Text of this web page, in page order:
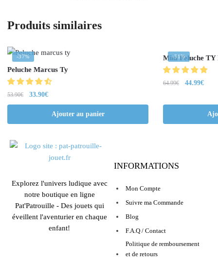
Produits similaires
-37%
Peluche Marcus Ty
53.90€ 33.90€
Ajouter au panier
-31%
Mini Peluche TY
64.99€ 44.99€
Explorez l'univers ludique avec
notre boutique en ligne
Pat'Patrouille - Des jouets qui
éveillent l'aventurier en chaque
enfant!
INFORMATIONS
Mon Compte
Suivre ma Commande
Blog
F.A.Q / Contact
Politique de remboursement
et de retours